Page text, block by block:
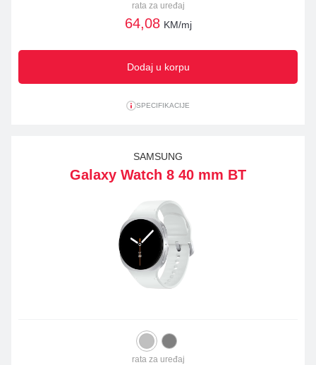
rata za uređaj
64,08 KM/mj
Dodaj u korpu
SPECIFIKACIJE
SAMSUNG
Galaxy Watch 8 40 mm BT
rata za uređaj